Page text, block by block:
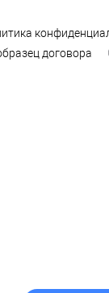
договора